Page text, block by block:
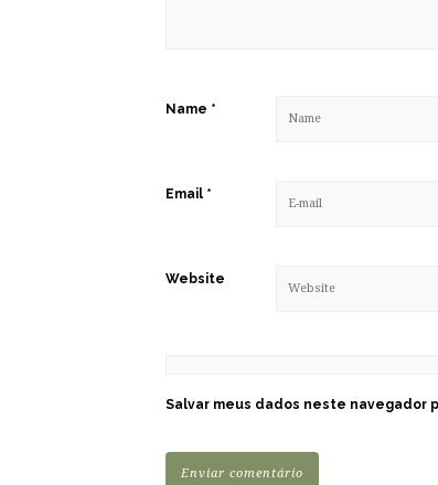
Name *
Email *
Website
Salvar meus dados neste navegador